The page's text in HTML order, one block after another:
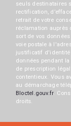
seuls destinataires
rectification,
retrait de votre
réclamation auprès
sort de vos
voie postale à
justificatif d'identité
données pendant
de prescription
contentieux. Vous
au démarchage
Bloctel.gouv.fr.
droits.